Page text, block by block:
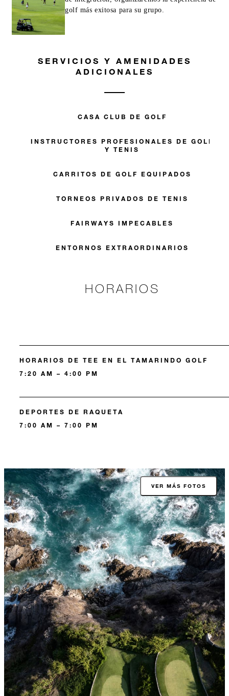
golf más exitosa para su grupo.
SERVICIOS Y AMENIDADES
ADICIONALES
CASA CLUB DE GOLF
INSTRUCTORES PROFESIONALES DE GOLF
Y TENIS
CARRITOS DE GOLF EQUIPADOS
TORNEOS PRIVADOS DE TENIS
FAIRWAYS IMPECABLES
ENTORNOS EXTRAORDINARIOS
HORARIOS
HORARIOS DE TEE EN EL TAMARINDO GOLF
7:20 AM – 4:00 PM
DEPORTES DE RAQUETA
7:00 AM – 7:00 PM
VER MÁS FOTOS